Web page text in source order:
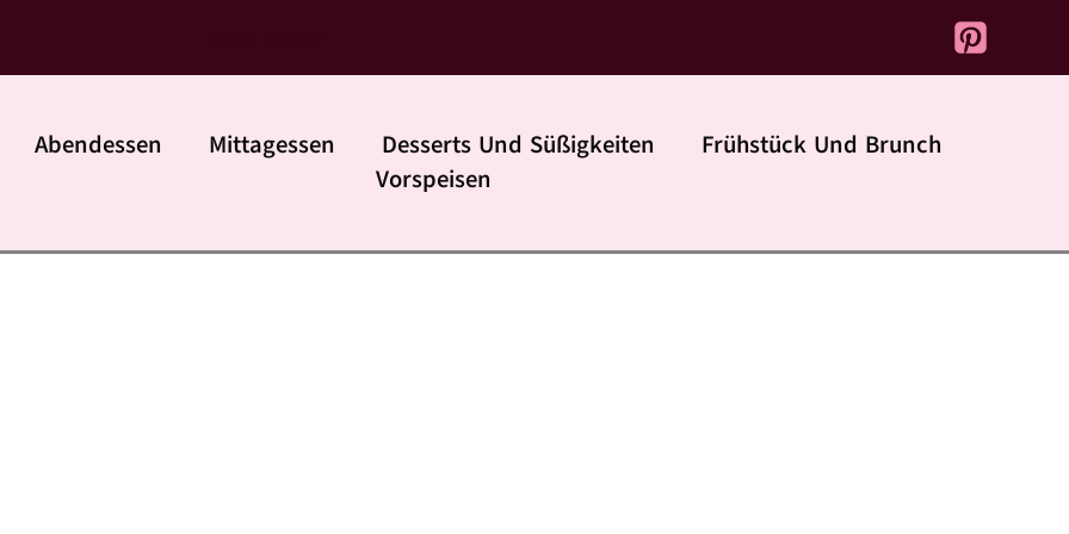
Abendessen Mittagessen Desserts Und Süßigkeiten
Frühstück Und Brunch
Vorspeisen